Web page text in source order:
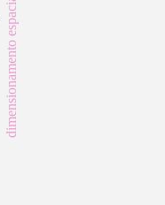
dimensionamento espacial